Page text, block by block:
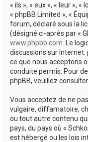
« ils », « eux », « leur »,
« phpBB Limited », «
forum, déclaré sous la
(désigné ci-après par «
www.phpbb.com . Le
discussions sur Internet.
ce que nous acceptons
conduite permis. Pour
phpBB, veuillez
Vous acceptez de ne
vulgaire, diffamatoire,
ou tout autre contenu
pays, du pays où «
est hébergé ou les lois